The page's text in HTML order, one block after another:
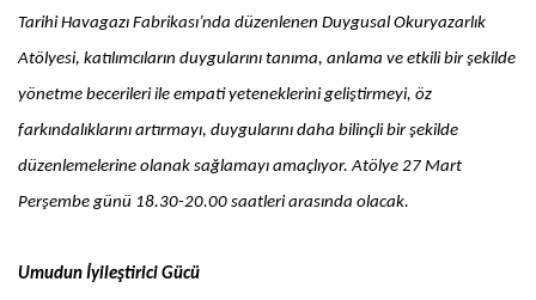
Tarihi Havagazı Fabrikası’nda düzenlenen Duygusal Okuryazarlık
Atölyesi, katılımcıların duygularını tanıma, anlama ve etkili bir şekilde
yönetme becerileri ile empati yeteneklerini geliştirmeyi, öz
farkındalıklarını artırmayı, duygularını daha bilinçli bir şekilde
düzenlemelerine olanak sağlamayı amaçlıyor. Atölye 27 Mart
Perşembe günü 18.30-20.00 saatleri arasında olacak.
Umudun İyileştirici Gücü